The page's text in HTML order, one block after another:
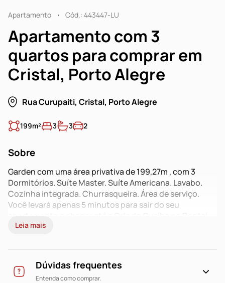
Apartamento Cód.: 443447-LU
Apartamento com 3
quartos para comprar em
Cristal, Porto Alegre
Rua Curupaiti, Cristal, Porto Alegre
199m² 3 3 2
Sobre
Garden com uma área privativa de 199,27m , com 3
Dormitórios. Suíte Master. Suíte Americana. Lavabo.
Cozinha integrada. Churrasqueira. Área de serviço.
Você levará apenas 5 minutos para sair do seu
Shopping ou no Barra Shopping Sul.
empreendimento, não representando exatamente o
produto final.Venha conhecer
Leia mais
Dúvidas frequentes
Entenda como comprar.